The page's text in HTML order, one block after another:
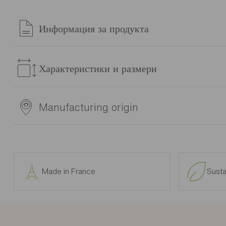
Информация за продукта
atmosphere. In addition, it is possible to hide a storage
of warmth and brightness to your room. This bed lends
Характеристики и размери
1B48103
or 2 mm thick ABS covered with country oak effect foil.
covered with country oak effect foil. Height-adjustable
Manufacturing origin
Made in France